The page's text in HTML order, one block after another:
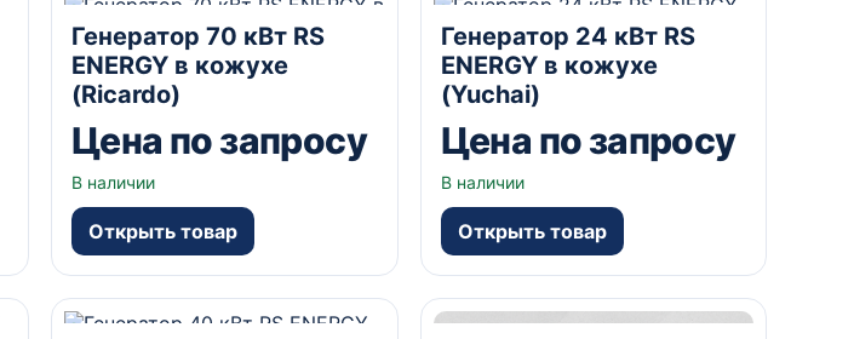
да А
Генератор 70 кВт RS
ENERGY в кожухе
(Ricardo)
Цена по запросу
В наличии
Открыть товар
да А
Генератор 24 кВт RS
ENERGY в кожухе
(Yuchai)
Цена по запросу
В наличии
Открыть товар